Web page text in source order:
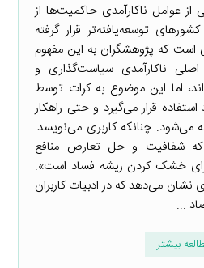
از عوامل ناکارآمدی حاکمیت‌ها از
توسعه‌یافته‌تر قرار گرفته
است که پژوهشگران به این مفهوم
ناکارآمدی سیاست‌گذاری و
اما این موضوع به کرات توسط
قرار می‌گیرد و حتی راهکار
می‌شود. چنانکه کاربری می‌نویسد:
که شفافیت و حل تعارض منافع
خشک کردن ریشه فساد است».
می‌دهد که در ادبیات کاربران
...
بیشتر